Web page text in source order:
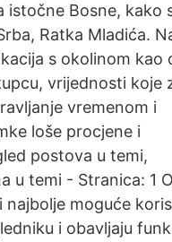
istočne Bosne, kako
Ratka Mladića.
s okolinom kao
vrijednosti koje
vremenom i
loše procjene i
postova u temi,
u temi - Stranica: 1
moguće
i obavljaju